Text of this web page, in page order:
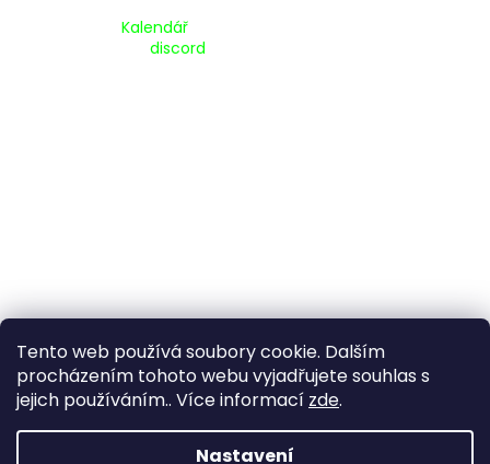
Tento web používá soubory cookie. Dalším
procházením tohoto webu vyjadřujete souhlas s
jejich používáním.. Více informací zde.
Nastavení
Kalendář
discord
Vytvořil Shoptet